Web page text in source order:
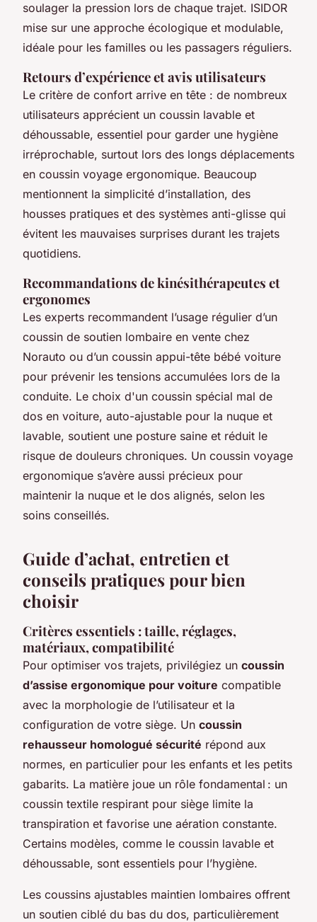
soulager la pression lors de chaque trajet. ISIDOR
mise sur une approche écologique et modulable,
idéale pour les familles ou les passagers réguliers.
Retours d’expérience et avis utilisateurs
Le critère de confort arrive en tête : de nombreux
utilisateurs apprécient un coussin lavable et
déhoussable, essentiel pour garder une hygiène
irréprochable, surtout lors des longs déplacements
en coussin voyage ergonomique. Beaucoup
mentionnent la simplicité d’installation, des
housses pratiques et des systèmes anti-glisse qui
évitent les mauvaises surprises durant les trajets
quotidiens.
Recommandations de kinésithérapeutes et
ergonomes
Les experts recommandent l’usage régulier d’un
coussin de soutien lombaire en vente chez
Norauto ou d’un coussin appui-tête bébé voiture
pour prévenir les tensions accumulées lors de la
conduite. Le choix d'un coussin spécial mal de
dos en voiture, auto-ajustable pour la nuque et
lavable, soutient une posture saine et réduit le
risque de douleurs chroniques. Un coussin voyage
ergonomique s’avère aussi précieux pour
maintenir la nuque et le dos alignés, selon les
soins conseillés.
Guide d’achat, entretien et
conseils pratiques pour bien
choisir
Critères essentiels : taille, réglages,
matériaux, compatibilité
Pour optimiser vos trajets, privilégiez un coussin
d’assise ergonomique pour voiture compatible
avec la morphologie de l’utilisateur et la
configuration de votre siège. Un coussin
rehausseur homologué sécurité répond aux
normes, en particulier pour les enfants et les petits
gabarits. La matière joue un rôle fondamental : un
coussin textile respirant pour siège limite la
transpiration et favorise une aération constante.
Certains modèles, comme le coussin lavable et
déhoussable, sont essentiels pour l’hygiène.
Les coussins ajustables maintien lombaires offrent
un soutien ciblé du bas du dos, particulièrement